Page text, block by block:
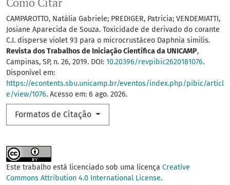
CAMPAROTTO, Natália Gabriele; PREDIGER, Patricia; VENDEMIATTI,
Josiane Aparecida de Souza. Toxicidade de derivado do corante
C.I. disperse violet 93 para o microcrustáceo Daphnia similis.
Revista dos Trabalhos de Iniciação Científica da UNICAMP,
Campinas, SP, n. 26, 2019. DOI: 10.20396/revpibic2620181076.
Disponível em:
https://econtents.sbu.unicamp.br/eventos/index.php/pibic/articl
e/view/1076. Acesso em: 6 ago. 2026.
Formatos de Citação
Este trabalho está licenciado sob uma licença Creative
Commons Attribution 4.0 International License.